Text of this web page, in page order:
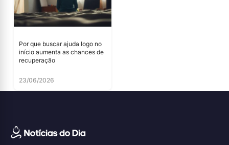
Por que buscar ajuda logo no
início aumenta as chances de
recuperação
23/06/2026